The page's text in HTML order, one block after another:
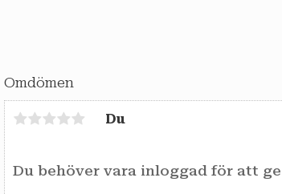
Omdömen
Du